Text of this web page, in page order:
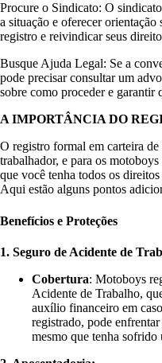
Procure o Sindicato: O
a situação e oferecer
registro e reivindicar seus
Busque Ajuda Legal: Se a
pode precisar consultar um
sobre como proceder e garantir
A IMPORTÂNCIA DO
O registro formal em carteira
trabalhador, e para os
que você tenha todos os
Aqui estão alguns pontos
Benefícios e Proteções
1. Seguro de Acidente de
Cobertura: Motoboys
Acidente de Trabalho,
auxílio financeiro em
registrado, pode
mesmo que tenha